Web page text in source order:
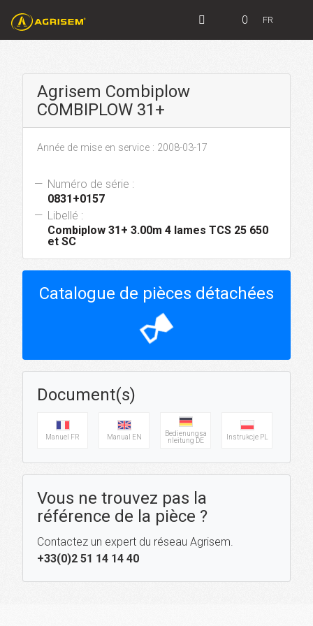
0 FR
Agrisem Combiplow
COMBIPLOW 31+
Année de mise en service : 2008-03-17
Numéro de série :
0831+0157
Libellé :
Combiplow 31+ 3.00m 4 lames TCS 25 650
et SC
Catalogue de pièces détachées
hourglass_top
Document(s)
Manuel FR Manual EN
Bedienungsa
nleitung DE
Instrukcje PL
Vous ne trouvez pas la
référence de la pièce ?
Contactez un expert du réseau Agrisem.
+33(0)2 51 14 14 40